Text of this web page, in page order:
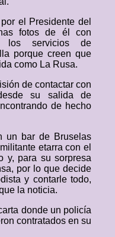
el Presidente del
fotos de él con
los servicios de
porque creen que
como La Rusa.
de contactar con
su salida de
de hecho
un bar de Bruselas
etarra con el
y, para su sorpresa
por lo que decide
y contarle todo,
la noticia.
donde un policía
contratados en su